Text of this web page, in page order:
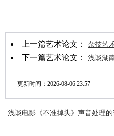
上一篇艺术论文： 杂技艺
下一篇艺术论文： 浅谈湖
更新时间： 2026-08-06 23:57
浅谈电影《不准掉头》声音处理的